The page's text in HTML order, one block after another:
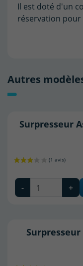
Il est doté d'un
réservation pour
Autres
Surpresseur
- +
Surpresseur